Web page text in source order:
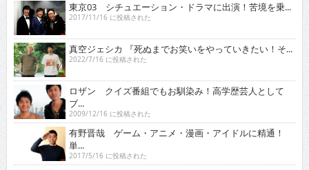
東京03 シチュエーション・ドラマに出演！苦境を乗...
2017/11/16 に投稿された
真空ジェシカ 『死ぬまでお笑いをやっていきたい！そ...
2022/7/16 に投稿された
ロザン クイズ番組でもお馴染み！高学歴芸人として
ブ...
2009/12/16 に投稿された
有野晋哉 ゲーム・アニメ・漫画・アイドルに精通！
単...
2017/5/16 に投稿された